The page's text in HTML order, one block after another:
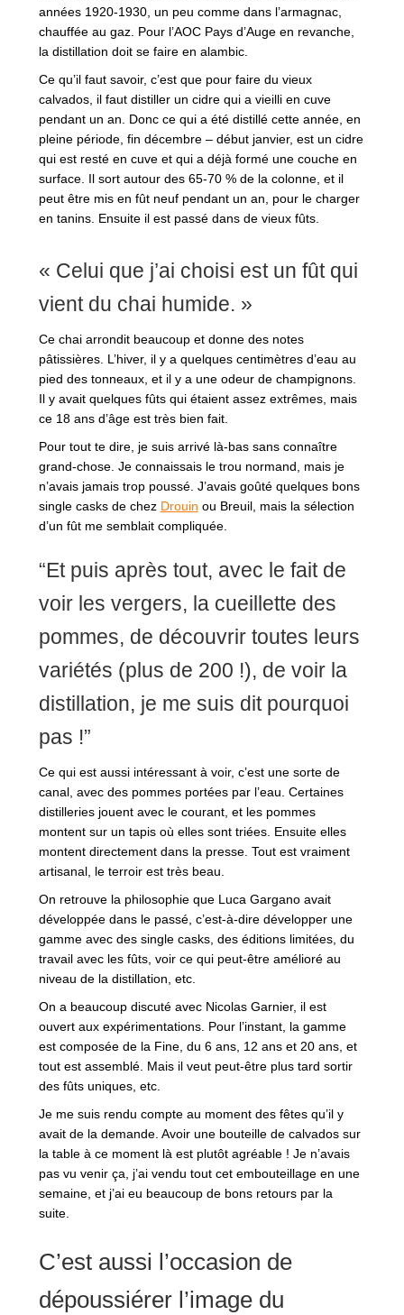
années 1920-1930, un peu comme dans l’armagnac,
chauffée au gaz. Pour l’AOC Pays d’Auge en revanche,
la distillation doit se faire en alambic.
Ce qu’il faut savoir, c’est que pour faire du vieux
calvados, il faut distiller un cidre qui a vieilli en cuve
pendant un an. Donc ce qui a été distillé cette année, en
pleine période, fin décembre – début janvier, est un cidre
qui est resté en cuve et qui a déjà formé une couche en
surface. Il sort autour des 65-70 % de la colonne, et il
peut être mis en fût neuf pendant un an, pour le charger
en tanins. Ensuite il est passé dans de vieux fûts.
« Celui que j’ai choisi est un fût qui
vient du chai humide. »
Ce chai arrondit beaucoup et donne des notes
pâtissières. L’hiver, il y a quelques centimètres d’eau au
pied des tonneaux, et il y a une odeur de champignons.
Il y avait quelques fûts qui étaient assez extrêmes, mais
ce 18 ans d’âge est très bien fait.
Pour tout te dire, je suis arrivé là-bas sans connaître
grand-chose. Je connaissais le trou normand, mais je
n’avais jamais trop poussé. J’avais goûté quelques bons
single casks de chez Drouin ou Breuil, mais la sélection
d’un fût me semblait compliquée.
“Et puis après tout, avec le fait de
voir les vergers, la cueillette des
pommes, de découvrir toutes leurs
variétés (plus de 200 !), de voir la
distillation, je me suis dit pourquoi
pas !”
Ce qui est aussi intéressant à voir, c’est une sorte de
canal, avec des pommes portées par l’eau. Certaines
distilleries jouent avec le courant, et les pommes
montent sur un tapis où elles sont triées. Ensuite elles
montent directement dans la presse. Tout est vraiment
artisanal, le terroir est très beau.
On retrouve la philosophie que Luca Gargano avait
développée dans le passé, c’est-à-dire développer une
gamme avec des single casks, des éditions limitées, du
travail avec les fûts, voir ce qui peut-être amélioré au
niveau de la distillation, etc.
On a beaucoup discuté avec Nicolas Garnier, il est
ouvert aux expérimentations. Pour l’instant, la gamme
est composée de la Fine, du 6 ans, 12 ans et 20 ans, et
tout est assemblé. Mais il veut peut-être plus tard sortir
des fûts uniques, etc.
Je me suis rendu compte au moment des fêtes qu’il y
avait de la demande. Avoir une bouteille de calvados sur
la table à ce moment là est plutôt agréable ! Je n’avais
pas vu venir ça, j’ai vendu tout cet embouteillage en une
semaine, et j’ai eu beaucoup de bons retours par la
suite.
C’est aussi l’occasion de
dépoussiérer l’image du